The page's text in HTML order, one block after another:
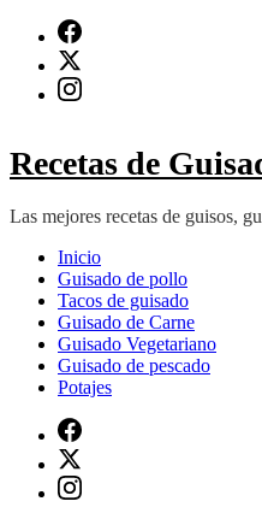
contenido
(presiona
Recetas de
Las mejores recetas de guisos,
Inicio
Guisado de pollo
Tacos de guisado
Guisado de Carne
Guisado Vegetariano
Guisado de pescado
Potajes